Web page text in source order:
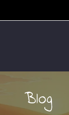
Blog